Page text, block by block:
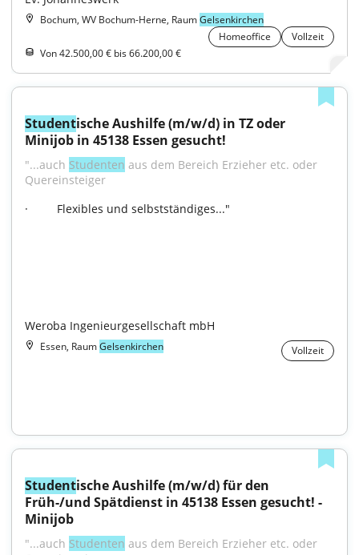
Bochum, WV Bochum-Herne, RaumGelsenkirchen
Homeoffice
Vollzeit
Von 42.500,00 € bis 66.200,00 €
Studentische Aushilfe (m/w/d) in TZ oder
Minijob in 45138 Essen gesucht!
"...auch Studenten aus dem Bereich Erzieher etc. oder
·         Flexibles und selbstständiges..."
Weroba Ingenieurgesellschaft mbH
Essen, RaumGelsenkirchen Vollzeit
Studentische Aushilfe (m/w/d) für den
Früh-/und Spätdienst in 45138 Essen gesucht! -
Minijob
"...auch Studenten aus dem Bereich Erzieher etc. oder